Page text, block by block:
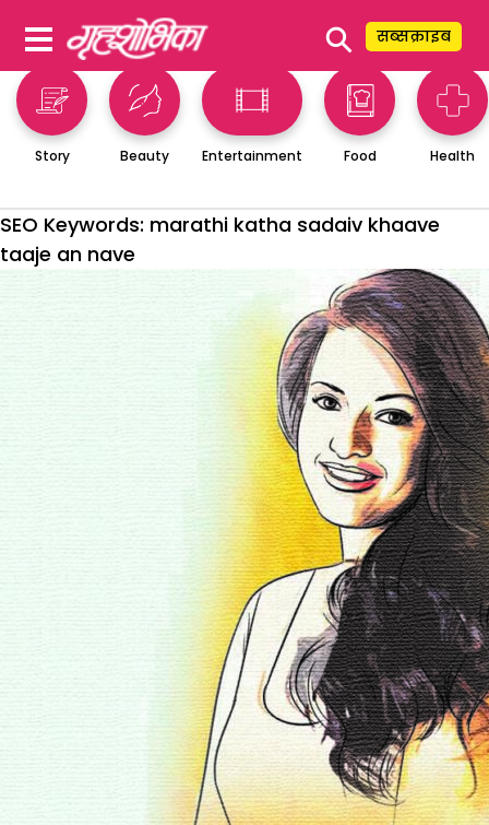
⚲ सब्सक्राइब
Story Beauty Entertainment Food Health
SEO Keywords: marathi katha sadaiv khaave
taaje an nave